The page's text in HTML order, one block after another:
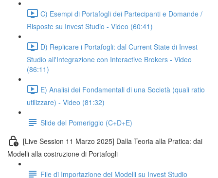
C) Esempi di Portafogli dei Partecipanti e Domande /
Risposte su Invest Studio - Video (60:41)
D) Replicare i Portafogli: dal Current State di Invest
Studio all'Integrazione con Interactive Brokers - Video
(86:11)
E) Analisi dei Fondamentali di una Società (quali ratio
utilizzare) - Video (81:32)
Slide del Pomeriggio (C+D+E)
[Live Session 11 Marzo 2025] Dalla Teoria alla Pratica: dai
Modelli alla costruzione di Portafogli
File di Importazione dei Modelli su Invest Studio